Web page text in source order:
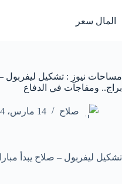
إلى
المحتوى
المال سعر
مساحات نيوز : تشكيل ليفربول
براج.. ومفاجآت في الدفاع
صلاح 14 مارس، 2024
تشكيل ليفربول – صلاح يبدأ